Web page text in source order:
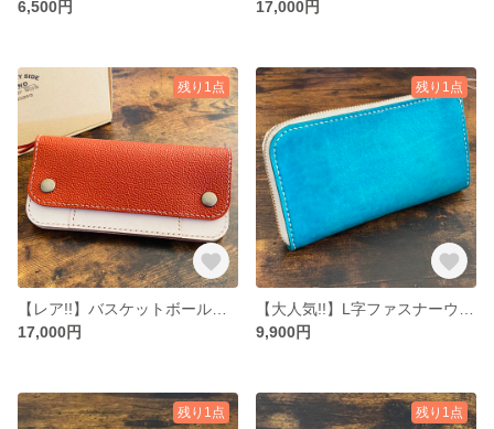
6,500円
17,000円
残り1点
17,000円
残り1点
9,900円
残り1点 残り1点